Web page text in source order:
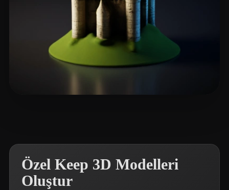
Özel Keep 3D Modelleri
Oluştur